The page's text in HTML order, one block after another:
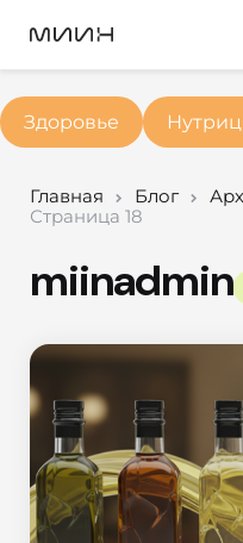
Здоровье
Главная Блог
Страница 18
miinadmin